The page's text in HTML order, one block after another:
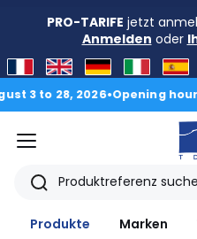
PRO-TARIFE jetzt
Anmelden oder
28, 2026•Opening hours: 8:30
Menü
Suche
Produkte
Marken